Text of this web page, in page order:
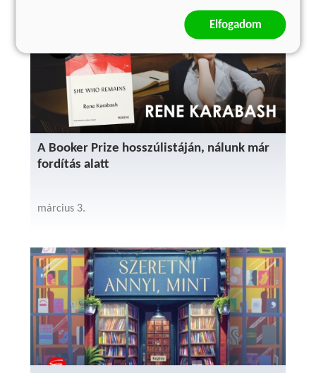
A Booker Prize hosszúlistáján, nálunk már
fordítás alatt
március 3.
Elfogadom